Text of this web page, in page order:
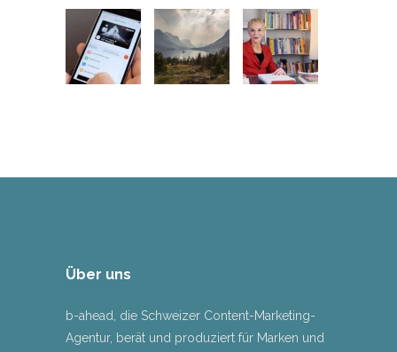
Über uns
b-ahead, die Schweizer Content-Marketing-
Agentur, berät und produziert für Marken und